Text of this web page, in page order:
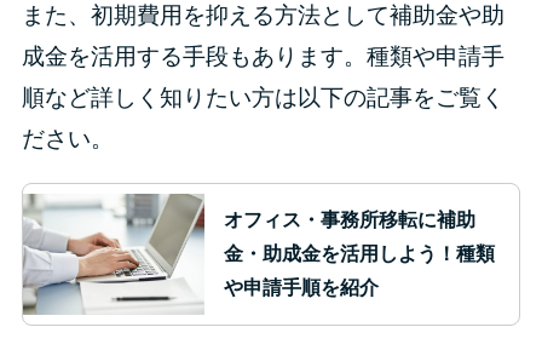
また、初期費用を抑える方法として補助金や助
成金を活用する手段もあります。種類や申請手
順など詳しく知りたい方は以下の記事をご覧く
ださい。
オフィス・事務所移転に補助
金・助成金を活用しよう！種類
や申請手順を紹介